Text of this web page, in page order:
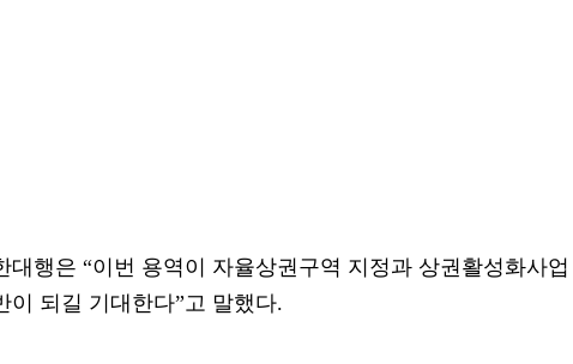
대행은 “이번 용역이 자율상권구역 지정과 상권활성화사업
이 되길 기대한다”고 말했다.